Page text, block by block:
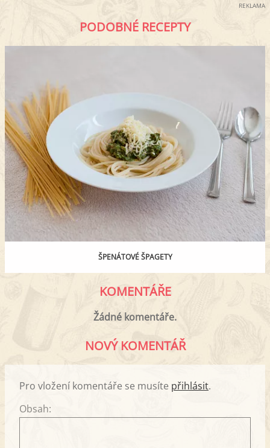
REKLAMA
PODOBNÉ RECEPTY
ŠPENÁTOVÉ ŠPAGETY
KOMENTÁŘE
Žádné komentáře.
NOVÝ KOMENTÁŘ
Pro vložení komentáře se musíte přihlásit.
Obsah: